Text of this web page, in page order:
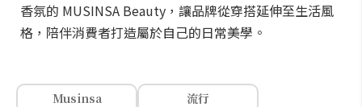
香氛的 MUSINSA Beauty，讓品牌從穿搭延伸至生活風
格，陪伴消費者打造屬於自己的日常美學。
Musinsa
流行